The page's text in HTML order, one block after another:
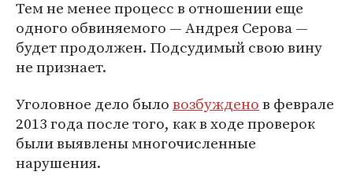
Тем не менее процесс в отношении еще
одного обвиняемого — Андрея Серова —
будет продолжен. Подсудимый свою вину
не признает.
Уголовное дело быловозбужденов феврале
2013 года после того, как в ходе проверок
были выявлены многочисленные
нарушения.